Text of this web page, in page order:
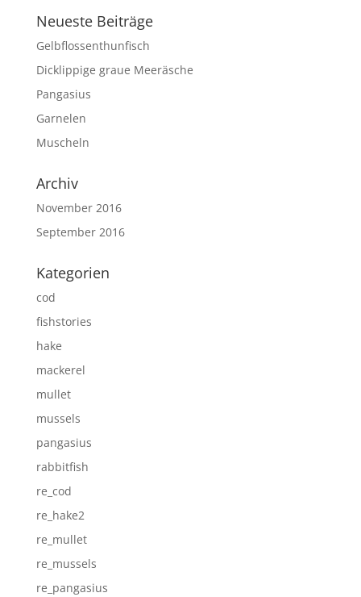
Neueste Beiträge
Gelbflossenthunfisch
Dicklippige graue Meeräsche
Pangasius
Garnelen
Muscheln
Archiv
November 2016
September 2016
Kategorien
cod
fishstories
hake
mackerel
mullet
mussels
pangasius
rabbitfish
re_cod
re_hake2
re_mullet
re_mussels
re_pangasius